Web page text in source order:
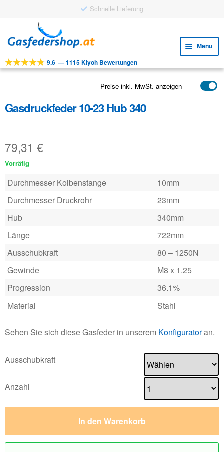
Schnelle Lieferung
to
navigation
to
content
Menu
WERKZEUGE
menu
ANWENDUNGEN
FAQ
9.6 —1115 Kiyoh Bewertungen
Preise inkl. MwSt. anzeigen
Gasdruckfeder 10-23 Hub 340
79,31 €
Vorrätig
Durchmesser Kolbenstange
10mm
Durchmesser Druckrohr
23mm
Hub
340mm
Länge
722mm
Ausschubkraft
80 – 1250N
Gewinde
M8 x 1.25
Progression
36.1%
Material
Stahl
Sehen Sie sich diese Gasfeder in unserem Konfiguratoran.
Ausschubkraft
Anzahl
In den Warenkorb